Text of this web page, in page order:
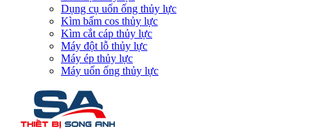
Dụng cụ uốn ống thủy lực
Kìm bấm cos thủy lực
Kìm cắt cáp thủy lực
Máy đột lỗ thủy lực
Máy ép thủy lực
Máy uốn ống thủy lực